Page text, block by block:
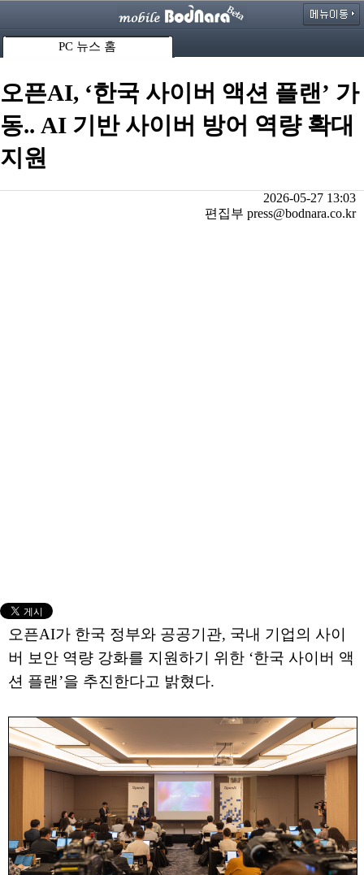
PC 뉴스 홈
오픈AI, ‘한국 사이버 액션 플랜’ 가
동.. AI 기반 사이버 방어 역량 확대
지원
2026-05-27 13:03
편집부 press@bodnara.co.kr
오픈AI가 한국 정부와 공공기관, 국내 기업의 사이
버 보안 역량 강화를 지원하기 위한 ‘한국 사이버 액
션 플랜’을 추진한다고 밝혔다.